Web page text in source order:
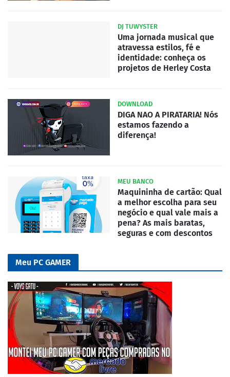
DJ TUWYSTER
Uma jornada musical que
atravessa estilos, fé e
identidade: conheça os
projetos de Herley Costa
DOWNLOAD
DIGA NAO A PIRATARIA! Nós
estamos fazendo a
diferença!
MEU BANCO
Maquininha de cartão: Qual
a melhor escolha para seu
negócio e qual vale mais a
pena? As mais baratas,
seguras e com descontos
Meu PC GAMER